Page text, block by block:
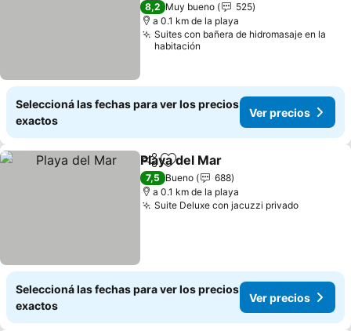
8,2 Muy bueno
525
a 0.1 km de la playa
Suites con bañera de hidromasaje en la
habitación
Seleccioná las fechas para ver los precios
exactos
Ver precios
CompartirAñadir a favoritos
Playa del Mar
7,5 Bueno
688
a 0.1 km de la playa
Suite Deluxe con jacuzzi privado
Seleccioná las fechas para ver los precios
exactos
Ver precios